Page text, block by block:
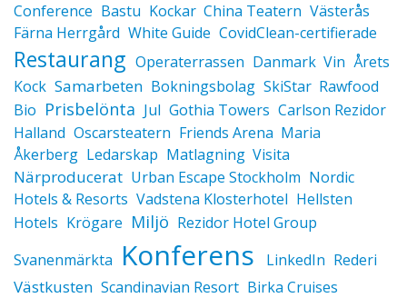
Conference Bastu Kockar China Teatern Västerås
Färna Herrgård White Guide CovidClean-certifierade
Restaurang Operaterrassen Danmark Vin Årets
Kock Samarbeten Bokningsbolag SkiStar Rawfood
Bio Prisbelönta Jul Gothia Towers Carlson Rezidor
Halland Oscarsteatern Friends Arena Maria
Åkerberg Ledarskap Matlagning Visita
Närproducerat Urban Escape Stockholm Nordic
Hotels & Resorts Vadstena Klosterhotel Hellsten
Hotels Krögare Miljö Rezidor Hotel Group
Svanenmärkta Konferens LinkedIn Rederi
Västkusten Scandinavian Resort Birka Cruises